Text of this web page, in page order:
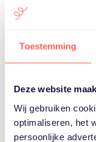
Toestemming
Deze website
Wij gebruiken
optimaliseren, het
persoonlijke
Marc benadrukt
ze mantelzorger
zijn dingen die je
Echt, ik spreek uit